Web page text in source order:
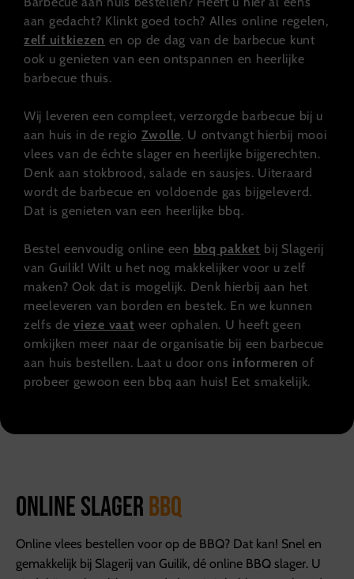
aan gedacht? Klinkt goed toch? Alles online regelen,
zelf uitkiezen en op de dag van de barbecue kunt
ook u genieten van een ontspannen en heerlijke
barbecue thuis.
Wij leveren een compleet, verzorgde barbecue bij u
aan huis in de regio Zwolle. U ontvangt hierbij mooi
vlees van de échte slager en heerlijke bijgerechten.
Denk aan stokbrood, salade en sausjes. Uiteraard
wordt de barbecue en voldoende gas bijgeleverd.
Dat is genieten van een heerlijke bbq.
Bestel eenvoudig online een bbq pakket bij Slagerij
van Guilik! Wilt u het nog makkelijker voor u zelf
maken? Ook dat is mogelijk. Denk hierbij aan het
meeleveren van borden en bestek. En we kunnen
zelfs devieze vaat weer ophalen. U heeft geen
omkijken meer naar de organisatie bij een barbecue
aan huis bestellen. Laat u door ons informeren of
probeer gewoon een bbq aan huis! Eet smakelijk.
Online slagerBBQ
Online vlees bestellen voor op de BBQ? Dat kan! Snel en
gemakkelijk bij Slagerij van Guilik, dé online BBQ slager. U